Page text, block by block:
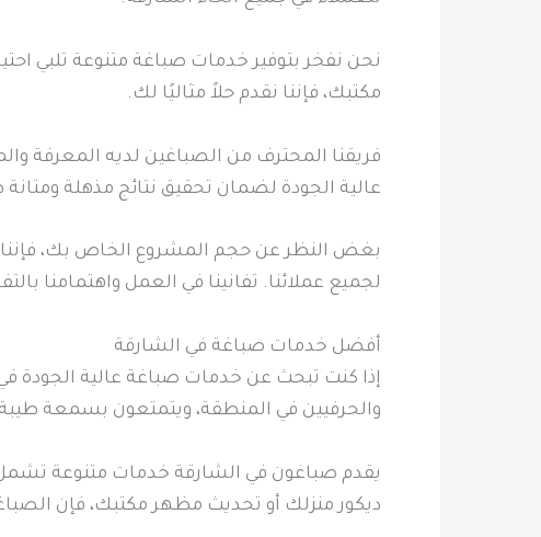
نحن نفخر بتوفير خدمات صباغة متنوعة تلبي
مكتبك، فإننا نقدم حلاً مثاليًا لك.
فريقنا المحترف من الصباغين لديه المعرفة
عالية الجودة لضمان تحقيق نتائج مذهلة ومتانة
بغض النظر عن حجم المشروع الخاص بك،
لجميع عملائنا. تفانينا في العمل واهتمامنا
أفضل خدمات صباغة في الشارقة
إذا كنت تبحث عن خدمات صباغة عالية الجودة
والحرفيين في المنطقة، ويتمتعون بسمعة
يقدم صباغون في الشارقة خدمات متنوعة تشمل
ديكور منزلك أو تحديث مظهر مكتبك، فإن